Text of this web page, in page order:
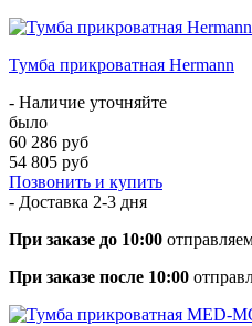
Тумба прикроватная Hermann
- Наличие уточняйте
было
60 286 руб
54 805 руб
Позвонить и купить
- Доставка 2-3 дня
При заказе до 10:00
При заказе после 10:00